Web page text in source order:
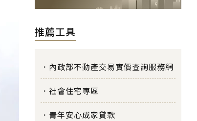
推薦工具
內政部不動產交易實價查詢服務網
社會住宅專區
青年安心成家貸款